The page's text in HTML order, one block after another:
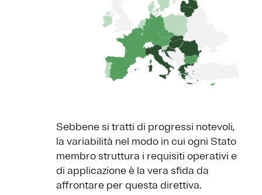
Sebbene si tratti di progressi notevoli,
la variabilità nel modo in cui ogni Stato
membro struttura i requisiti operativi e
di applicazione è la vera sfida da
affrontare per questa direttiva.